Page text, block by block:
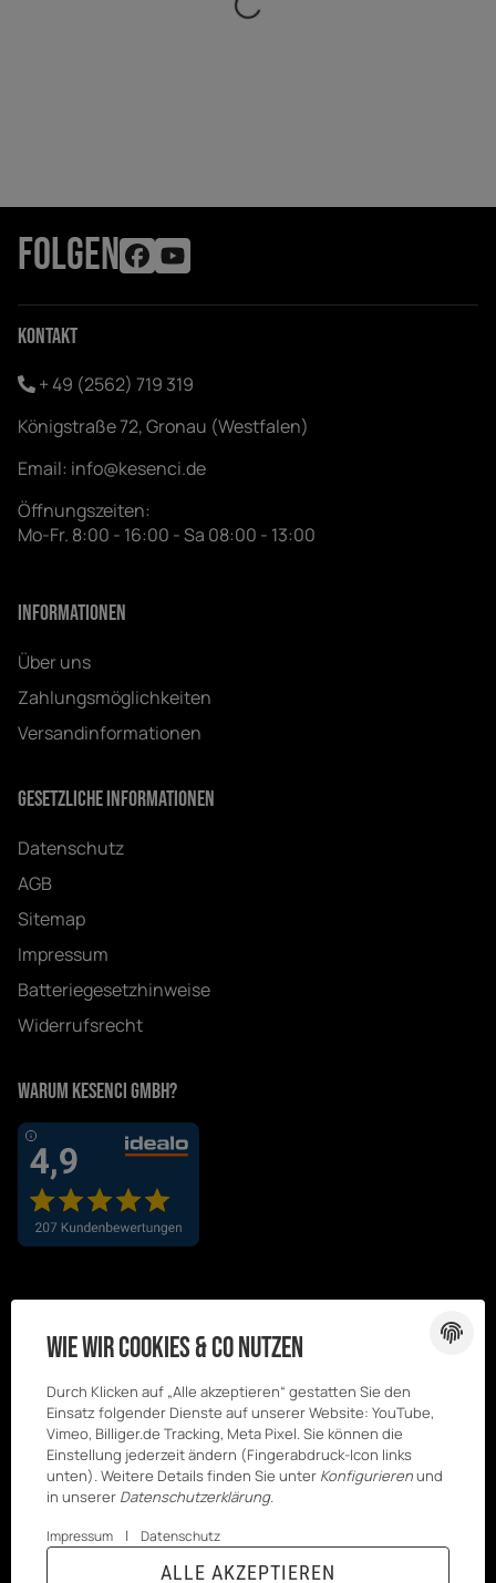
FOLGEN
Kontakt
+ 49 (2562) 719 319
Königstraße 72, Gronau (Westfalen)
Email: info@kesenci.de
Öffnungszeiten:
Mo-Fr. 8:00 - 16:00 - Sa 08:00 - 13:00
Informationen
Über uns
Zahlungsmöglichkeiten
Versandinformationen
Gesetzliche Informationen
Datenschutz
AGB
Sitemap
Impressum
Batteriegesetzhinweise
Widerrufsrecht
Warum Kesenci GmbH?
© Kesenci
Wie wir Cookies & Co nutzen
Durch Klicken auf „Alle akzeptieren“ gestatten Sie den
Einsatz folgender Dienste auf unserer Website: YouTube,
Vimeo, Billiger.de Tracking, Meta Pixel. Sie können die
Einstellung jederzeit ändern (Fingerabdruck-Icon links
unten). Weitere Details finden Sie unter Konfigurierenund
in unserer Datenschutzerklärung.
Impressum | Datenschutz
ALLE AKZEPTIEREN